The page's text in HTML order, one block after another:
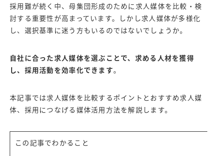
採用難が続く中、母集団形成のために求人媒体を比較・検
討する重要性が高まっています。しかし求人媒体が多様化
し、選択基準に迷う方もいるのではないでしょうか。
自社に合った求人媒体を選ぶことで、求める人材を獲得
し、採用活動を効率化できます。
本記事では求人媒体を比較するポイントとおすすめ求人媒
体、採用につなげる媒体活用方法を解説します。
この記事でわかること